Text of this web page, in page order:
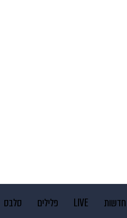
חדשות LIVE פלילים סלבס